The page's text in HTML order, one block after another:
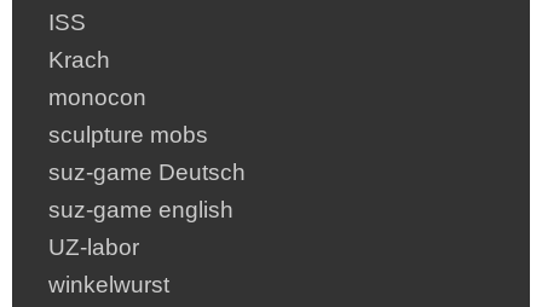
ISS
Krach
monocon
sculpture mobs
suz-game Deutsch
suz-game english
UZ-labor
winkelwurst